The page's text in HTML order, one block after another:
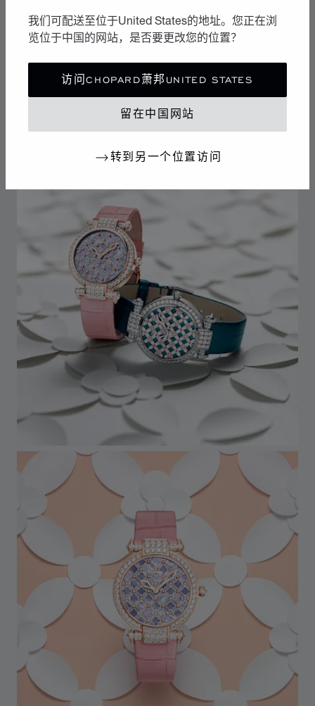
我们可配送至位于United States的地址。您正在浏
览位于中国的网站，是否要更改您的位置？
访问CHOPARD萧邦UNITED STATES
留在中国网站
转到另一个位置访问
这两款直径36毫米的全新腕表采用符合Chopard萧邦可持
造，搭配镶钻表圈、表耳盖和表冠。玫瑰金表款同样配备
饰嵌条勾勒出该系列的标志性阿拉伯式花纹图案，同时构